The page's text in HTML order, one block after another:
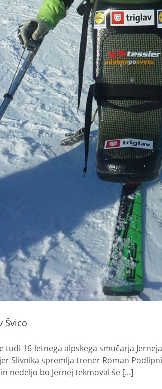
Švico
tudi 16-letnega alpskega smučarja
Slivnika spremlja trener Roman
nedeljo bo Jernej tekmoval še [...]